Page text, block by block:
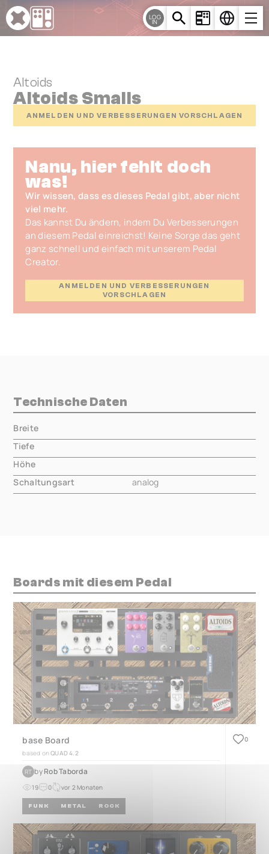
Cookie-Einstellungen
LOG
IN
Altoids
Altoids Smalls
ANMELDEN UND VERBESSERUNGEN VORSCHLAGEN
Nanu, hier fehlt doch
was!
Wir wissen, dass es dieses Pedal gibt, aber nicht
viel mehr.
Das kannst Du ändern, indem Du Verbesserungen
an diesem Pedal einreichst! Keine Sorge das geht
ganz schnell und einfach mit unserem Pedal
Creator.
ANMELDEN UND VERBESSERUNGEN
VORSCHLAGEN
Technische Daten
Breite
Tiefe
Höhe
Schaltungsart
analog
Boards mit diesem Pedal
base Board
based on QUAD 4.2
RT byRob Taborda
19 0 vor 2 Monaten
FUNK METAL ROCK
0